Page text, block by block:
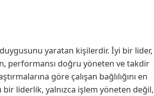
yaratan kişilerdir. İyi bir lider,
performansı doğru yöneten ve takdir
göre çalışan bağlılığını en
liderlik, yalnızca işlem yöneten değil,